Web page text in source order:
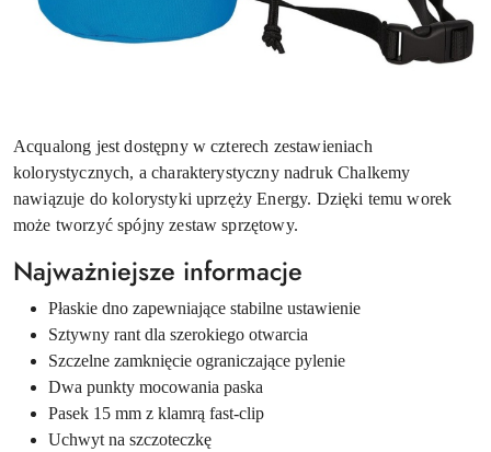
Acqualong jest dostępny w czterech zestawieniach
kolorystycznych, a charakterystyczny nadruk Chalkemy
nawiązuje do kolorystyki uprzęży Energy. Dzięki temu worek
może tworzyć spójny zestaw sprzętowy.
Najważniejsze informacje
Płaskie dno zapewniające stabilne ustawienie
Sztywny rant dla szerokiego otwarcia
Szczelne zamknięcie ograniczające pylenie
Dwa punkty mocowania paska
Pasek 15 mm z klamrą fast-clip
Uchwyt na szczoteczkę